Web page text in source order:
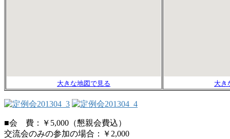
大きな地図で見る 大き
■会 費：￥5,000（懇親会費込）
交流会のみの参加の場合：￥2,000